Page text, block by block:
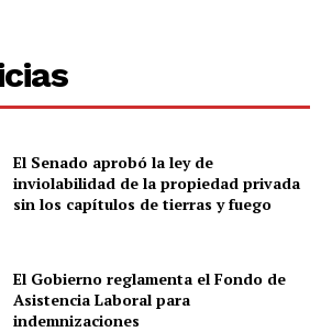
El Senado aprobó la ley de
inviolabilidad de la propiedad privada
sin los capítulos de tierras y fuego
El Gobierno reglamenta el Fondo de
Asistencia Laboral para
indemnizaciones